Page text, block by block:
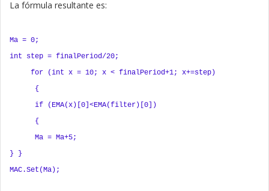
La fórmula resultante es:
Ma = 0;
int step = finalPeriod/20;
for (int x = 10; x < finalPeriod+1; x+=step)
{
if (EMA(x)[0]<EMA(filter)[0])
{
Ma = Ma+5;
} }
MAC.Set(Ma);